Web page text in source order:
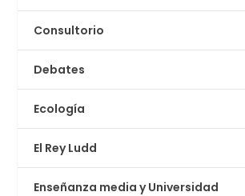
Consultorio
Debates
Ecología
El Rey Ludd
Enseñanza media y Universidad